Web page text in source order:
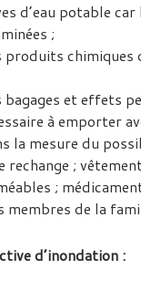
d’eau potable
;
produits
et effets
à emporter
la mesure du
rechange ;
;
membres de la
d’inondation :